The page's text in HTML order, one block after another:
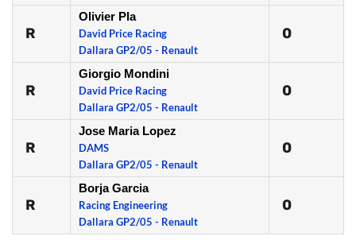
R
Olivier Pla
David Price Racing
Dallara GP2/05 - Renault
0
R
Giorgio Mondini
David Price Racing
Dallara GP2/05 - Renault
0
R
Jose Maria Lopez
DAMS
Dallara GP2/05 - Renault
0
R
Borja Garcia
Racing Engineering
Dallara GP2/05 - Renault
0